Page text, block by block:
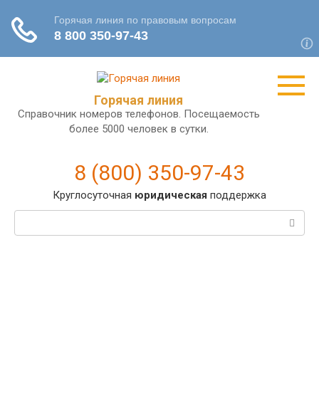
Горячая линия
Справочник номеров телефонов. Посещаемость
более 5000 человек в сутки.
8 (800) 350-97-43
Круглосуточная юридическая поддержка
Поиск: